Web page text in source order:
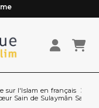
Vend)
sur l'Islam en français
Sain de Sulaymãn